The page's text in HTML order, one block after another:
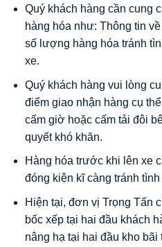
Quý khách hàng cần cung
hàng hóa như: Thông tin
số lượng hàng hóa tránh
xe.
Quý khách hàng vui lòng
điểm giao nhận hàng cụ
cấm giờ hoặc cấm tải đôi
quyết khó khăn.
Hàng hóa trước khi lên xe
đóng kiện kĩ càng tránh
Hiện tại, đơn vị Trọng Tấn
bốc xếp tại hai đầu khách
nâng hạ tại hai đầu kho bãi